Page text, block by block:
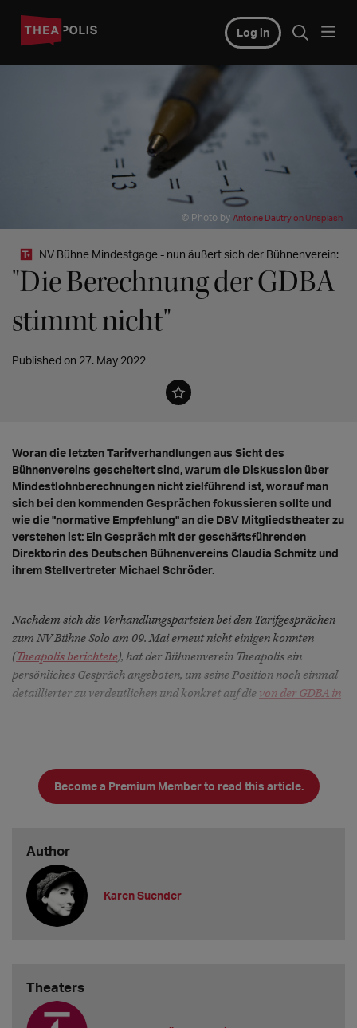
Log in
© Photo by Antoine Dautry on Unsplash
NV Bühne Mindestgage - nun äußert sich der Bühnenverein:
"Die Berechnung der GDBA
stimmt nicht"
Published on 27. May 2022
Woran die letzten Tarifverhandlungen aus Sicht des
Bühnenvereins gescheitert sind, warum die Diskussion über
Mindestlohnberechnungen nicht zielführend ist, worauf man
sich bei den kommenden Gesprächen fokussieren sollte und
wie die "normative Empfehlung" an die DBV Mitgliedstheater zu
verstehen ist: Ein Gespräch mit der geschäftsführenden
Direktorin des Deutschen Bühnenvereins Claudia Schmitz und
ihrem Stellvertreter Michael Schröder.
Nachdem sich die Verhandlungsparteien bei den Tarifgesprächen
zum NV Bühne Solo am 09. Mai erneut nicht einigen konnten
(Theapolis berichtete), hat der Bühnenverein Theapolis ein
persönliches Gespräch angeboten, um seine Position noch einmal
detaillierter zu verdeutlichen und konkret auf die von der GDBA in
Become a Premium Member to read this article.
Author
Karen Suender
Theaters